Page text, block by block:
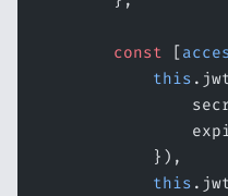
        const
[
            this
            }),
            this